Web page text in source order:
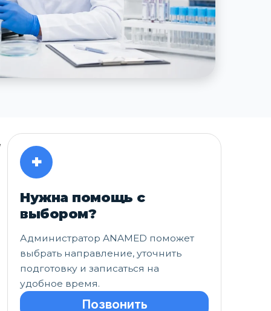
+
Нужна помощь с
выбором?
Администратор ANAMED поможет
выбрать направление, уточнить
подготовку и записаться на
удобное время.
Позвонить